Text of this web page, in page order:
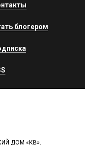
блогером
ДОМ «КВ».